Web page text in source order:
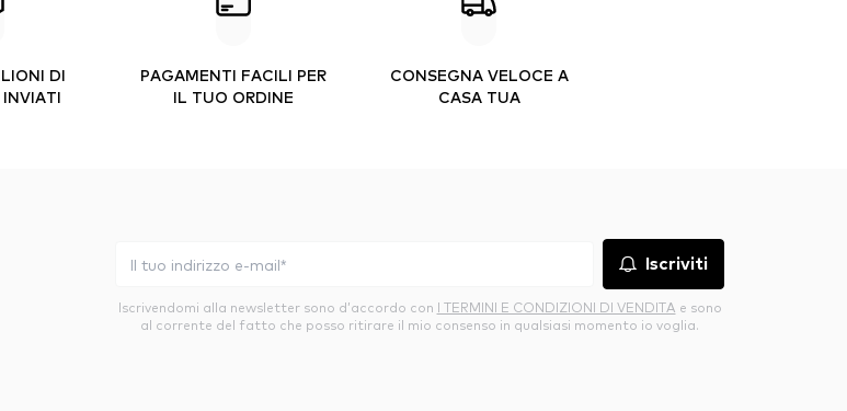
DI
PAGAMENTI FACILI PER
IL TUO ORDINE
CONSEGNA VELOCE A
CASA TUA
Iscriviti
Iscrivendomi alla newsletter sono d’accordo con I TERMINI E CONDIZIONI DI VENDITA e sono
al corrente del fatto che posso ritirare il mio consenso in qualsiasi momento io voglia.